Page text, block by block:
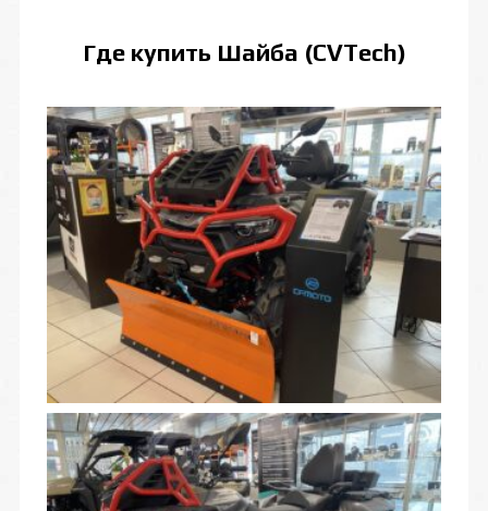
Где купить Шайба (CVTech)